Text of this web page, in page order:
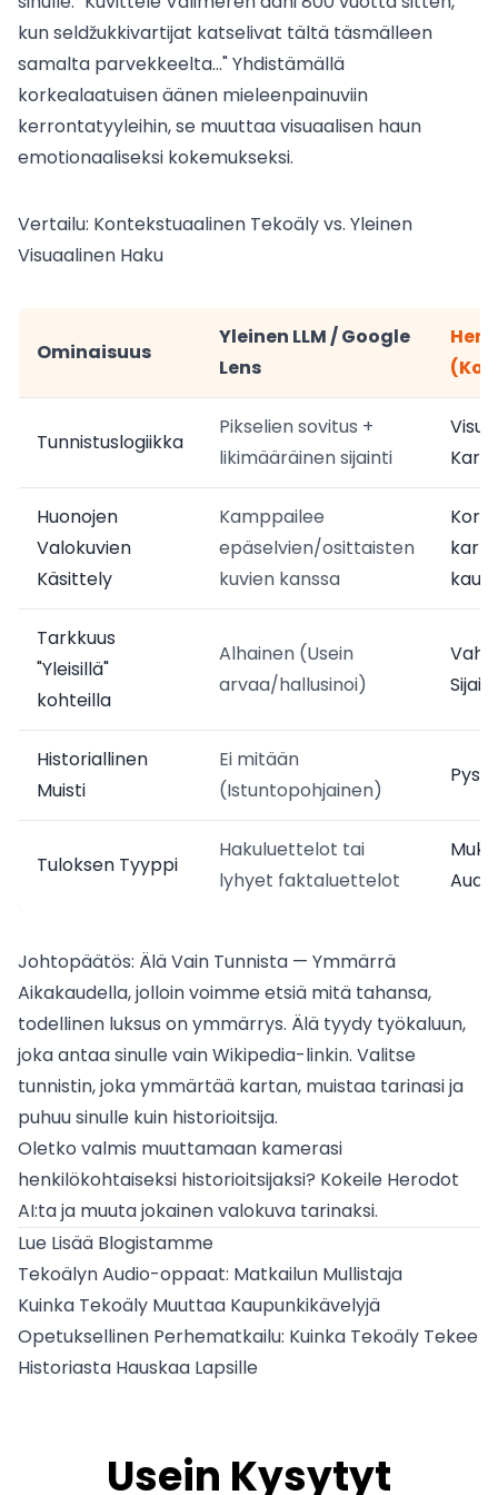
kun seldžukkivartijat katselivat tältä täsmälleen
samalta parvekkeelta..." Yhdistämällä
korkealaatuisen äänen mieleenpainuviin
kerrontatyyleihin, se muuttaa visuaalisen haun
emotionaaliseksi kokemukseksi.
Vertailu: Kontekstuaalinen Tekoäly vs. Yleinen
Visuaalinen Haku
Ominaisuus
Yleinen LLM / Google
Lens
Tunnistuslogiikka
Pikselien sovitus +
likimääräinen sijainti
Huonojen
Valokuvien
Käsittely
Kamppailee
epäselvien/osittaisten
kuvien kanssa
Tarkkuus
"Yleisillä"
kohteilla
Alhainen (Usein
arvaa/hallusinoi)
Historiallinen
Muisti
Ei mitään
(Istuntopohjainen)
Tuloksen Tyyppi
Hakuluettelot tai
lyhyet faktaluettelot
Johtopäätös: Älä Vain Tunnista — Ymmärrä
Aikakaudella, jolloin voimme etsiä mitä tahansa,
todellinen luksus on ymmärrys. Älä tyydy työkaluun,
joka antaa sinulle vain Wikipedia-linkin. Valitse
tunnistin, joka ymmärtää kartan, muistaa tarinasi ja
puhuu sinulle kuin historioitsija.
Oletko valmis muuttamaan kamerasi
henkilökohtaiseksi historioitsijaksi? Kokeile Herodot
AI:taja muuta jokainen valokuva tarinaksi.
Lue Lisää Blogistamme
Tekoälyn Audio-oppaat: Matkailun Mullistaja
Kuinka Tekoäly Muuttaa Kaupunkikävelyjä
Opetuksellinen Perhematkailu: Kuinka Tekoäly Tekee
Historiasta Hauskaa Lapsille
Usein Kysytyt